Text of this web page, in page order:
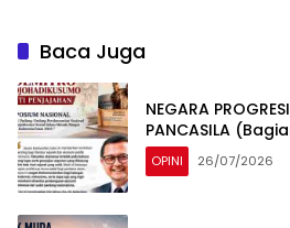
Baca Juga
NEGARA
PANCASILA
OPINI 26/07/2026